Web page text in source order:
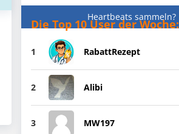
Heartbeats sammeln?
Die Top 10 User der Woche:
1 RabattRezept
2 Alibi
3 MW197